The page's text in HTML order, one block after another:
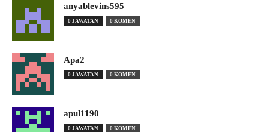
anyablevins595
0 JAWATAN 0 KOMEN
Apa2
0 JAWATAN 0 KOMEN
apul1190
0 JAWATAN 0 KOMEN